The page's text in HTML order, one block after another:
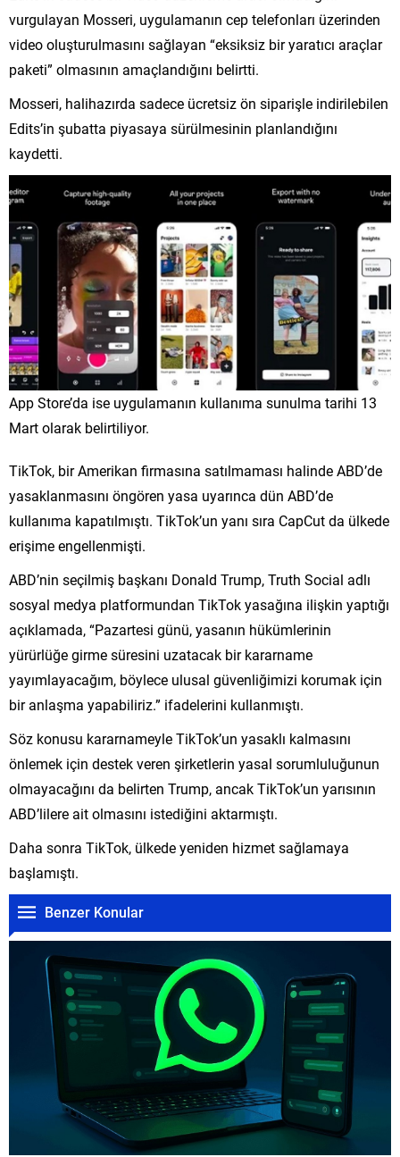
vurgulayan Mosseri, uygulamanın cep telefonları üzerinden
video oluşturulmasını sağlayan “eksiksiz bir yaratıcı araçlar
paketi” olmasının amaçlandığını belirtti.
Mosseri, halihazırda sadece ücretsiz ön siparişle indirilebilen
Edits’in şubatta piyasaya sürülmesinin planlandığını
kaydetti.
App Store’da ise uygulamanın kullanıma sunulma tarihi 13
Mart olarak belirtiliyor.
TikTok, bir Amerikan firmasına satılmaması halinde ABD’de
yasaklanmasını öngören yasa uyarınca dün ABD’de
kullanıma kapatılmıştı. TikTok’un yanı sıra CapCut da ülkede
erişime engellenmişti.
ABD’nin seçilmiş başkanı Donald Trump, Truth Social adlı
sosyal medya platformundan TikTok yasağına ilişkin yaptığı
açıklamada, “Pazartesi günü, yasanın hükümlerinin
yürürlüğe girme süresini uzatacak bir kararname
yayımlayacağım, böylece ulusal güvenliğimizi korumak için
bir anlaşma yapabiliriz.” ifadelerini kullanmıştı.
Söz konusu kararnameyle TikTok’un yasaklı kalmasını
önlemek için destek veren şirketlerin yasal sorumluluğunun
olmayacağını da belirten Trump, ancak TikTok’un yarısının
ABD’lilere ait olmasını istediğini aktarmıştı.
Daha sonra TikTok, ülkede yeniden hizmet sağlamaya
başlamıştı.
Benzer Konular